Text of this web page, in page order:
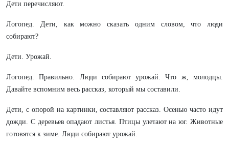
Дети перечисляют.
Логопед. Дети, как можно сказать одним словом, что люди
собирают?
Дети. Урожай.
Логопед. Правильно. Люди собирают урожай. Что ж, молодцы.
Давайте вспомним весь рассказ, который мы составили.
Дети, с опорой на картинки, составляют рассказ. Осенью часто идут
дожди. С деревьев опадают листья. Птицы улетают на юг. Животные
готовятся к зиме. Люди собирают урожай.